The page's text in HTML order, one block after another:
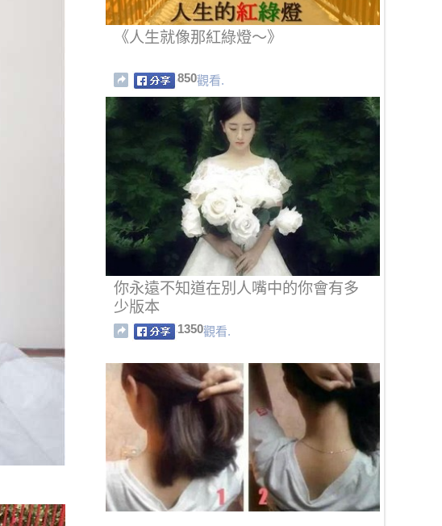
《人生就像那紅綠燈～》
850觀看.
你永遠不知道在別人嘴中的你會有多
少版本
1350觀看.